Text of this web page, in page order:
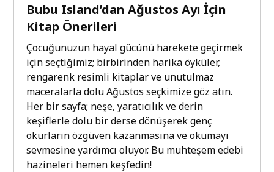
Bubu Island’dan Ağustos Ayı İçin
Kitap Önerileri
Çocuğunuzun hayal gücünü harekete geçirmek
için seçtiğimiz; birbirinden harika öyküler,
rengarenk resimli kitaplar ve unutulmaz
maceralarla dolu Ağustos seçkimize göz atın.
Her bir sayfa; neşe, yaratıcılık ve derin
keşiflerle dolu bir derse dönüşerek genç
okurların özgüven kazanmasına ve okumayı
sevmesine yardımcı oluyor. Bu muhteşem edebi
hazineleri hemen keşfedin!